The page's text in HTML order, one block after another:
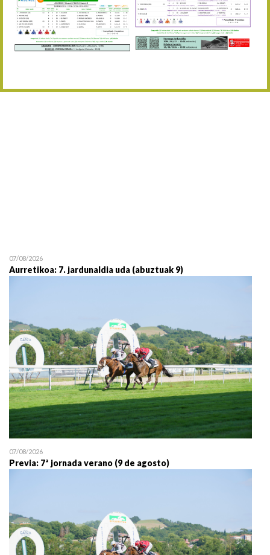
12/08 12:24 Abuztaren 12a / 12 de
15/08 17:05 Abuztuaren 15a / 15 de
30/08 17:30 Abuztuaren 30a / 30 de
19/07 11:30 Uztailaren 19a / 19 de
07/08/2026
Aurretikoa: 7. jardunaldia uda (abuztuak 9)
07/08/2026
Previa: 7ª jornada verano (9 de agosto)